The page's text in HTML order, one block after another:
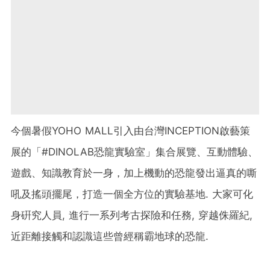
今個暑假YOHO MALL引入由台灣INCEPTION啟藝策
展的「#DINOLAB恐龍實驗室」集合展覽、互動體驗、
遊戲、知識教育於一身，加上機動的恐龍發出逼真的嘶
吼及搖頭擺尾，打造一個全方位的實驗基地. 大家可化
身硏究人員, 進行一系列考古探險和任務, 穿越侏羅紀,
近距離接觸和認識這些曾經稱霸地球的恐龍.